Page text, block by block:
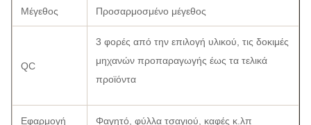
Μέγεθος Προσαρμοσμένο μέγεθος
QC
3 φορές από την επιλογή υλικού, τις δοκιμές
μηχανών προπαραγωγής έως τα τελικά
προϊόντα
Εφαρμογή Φαγητό, φύλλα τσαγιού, καφές κ.λπ